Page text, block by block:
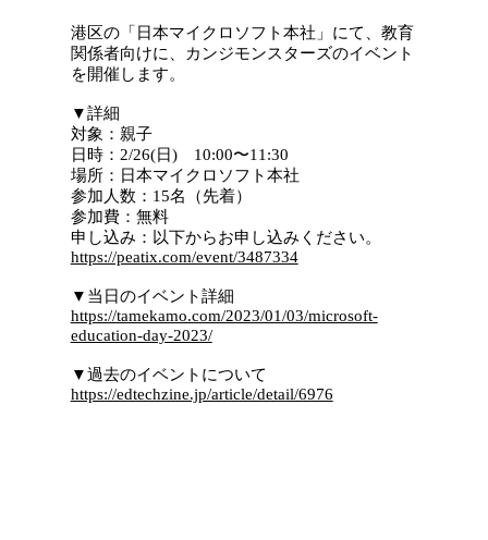
港区の「日本マイクロソフト本社」にて、教育
関係者向けに、カンジモンスターズのイベント
を開催します。
▼詳細
対象：親子
日時：2/26(日) 10:00〜11:30
場所：日本マイクロソフト本社
参加人数：15名（先着）
参加費：無料
申し込み：以下からお申し込みください。
https://peatix.com/event/3487334
▼当日のイベント詳細
https://tamekamo.com/2023/01/03/microsoft-
education-day-2023/
▼過去のイベントについて
https://edtechzine.jp/article/detail/6976